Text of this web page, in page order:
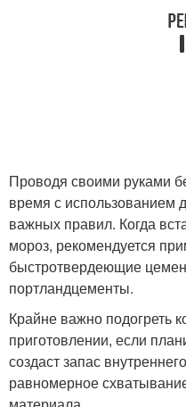
Проводя своими руками
время с использованием
важных правил. Когда
мороз, рекомендуется
быстротвердеющие
портландцементы.
Крайне важно подогреть
приготовлении, если
создаст запас
равномерное